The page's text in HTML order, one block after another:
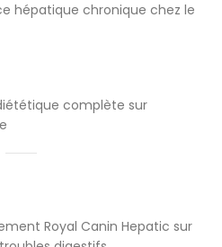
hépatique chronique chez le
complète sur
Royal Canin Hepatic sur